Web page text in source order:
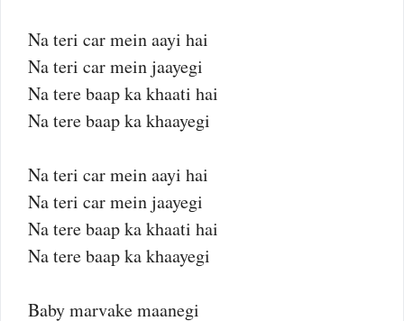
Na teri car mein aayi hai
Na teri car mein jaayegi
Na tere baap ka khaati hai
Na tere baap ka khaayegi
Na teri car mein aayi hai
Na teri car mein jaayegi
Na tere baap ka khaati hai
Na tere baap ka khaayegi
Baby marvake maanegi